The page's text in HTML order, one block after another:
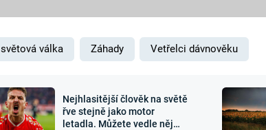
MARS
Záhady a
Zajímavosti
válka Záhady Vetřelci dávnověku
Nejhlasitější člověk na světě
řve stejně jako motor
letadla. Můžete vedle něj